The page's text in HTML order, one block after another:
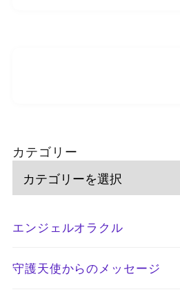
カテゴリー
エンジェルオラクル
守護天使からのメッセージ